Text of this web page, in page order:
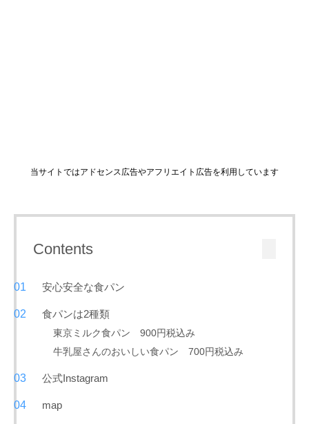
当サイトではアドセンス広告やアフリエイト広告を利用しています
Contents
安心安全な食パン
食パンは2種類
東京ミルク食パン 900円税込み
牛乳屋さんのおいしい食パン 700円税込み
公式Instagram
map